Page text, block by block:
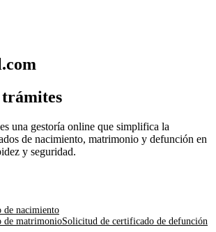
trámites
es una gestoría online que simplifica la
de nacimiento, matrimonio y defunción en
y seguridad.
de nacimiento
de matrimonioSolicitud de certificado de defunción